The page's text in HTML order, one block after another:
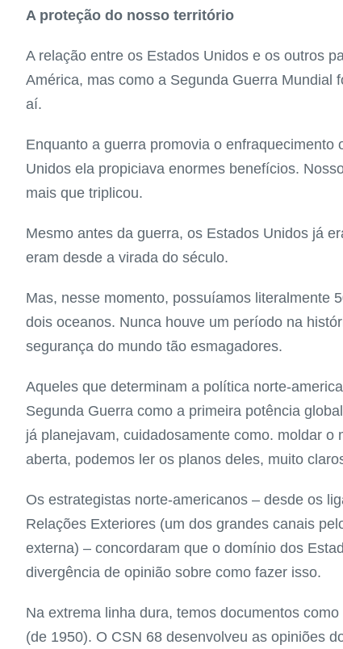
A proteção do nosso território
A relação entre os Estados Unidos e os outros
América, mas como a Segunda Guerra Mundial
aí.
Enquanto a guerra promovia o
Unidos ela propiciava enormes benefícios.
mais que triplicou.
Mesmo antes da guerra, os Estados Unidos já
eram desde a virada do século.
Mas, nesse momento, possuíamos literalmente
dois oceanos. Nunca houve um período na
segurança do mundo tão esmagadores.
Aqueles que determinam a política norte-
Segunda Guerra como a primeira potência
já planejavam, cuidadosamente como. moldar
aberta, podemos ler os planos deles, muito
Os estrategistas norte-americanos – desde os
Relações Exteriores (um dos grandes canais
externa) – concordaram que o domínio dos
divergência de opinião sobre como fazer isso.
Na extrema linha dura, temos documentos
(de 1950). O CSN 68 desenvolveu as opiniões